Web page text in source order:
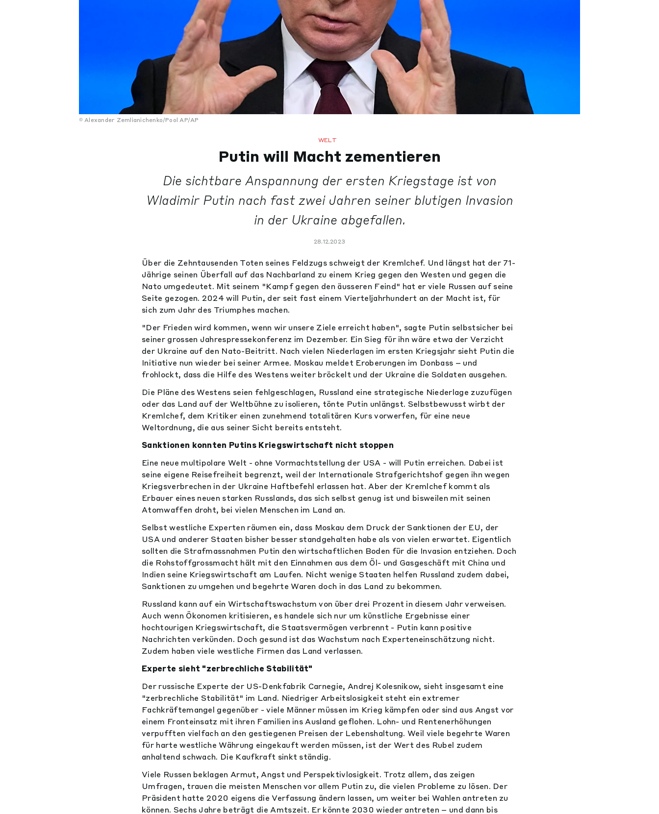
Alexander Zemlianichenko/Pool AP/AP
WELT
Putin will Macht zementieren
Die sichtbare Anspannung der ersten Kriegstage ist von
Wladimir Putin nach fast zwei Jahren seiner blutigen Invasion
in der Ukraine abgefallen.
28.12.2023
Über die Zehntausenden Toten seines Feldzugs schweigt der Kremlchef. Und längst hat der 71-
Jährige seinen Überfall auf das Nachbarland zu einem Krieg gegen den Westen und gegen die
Nato umgedeutet. Mit seinem "Kampf gegen den äusseren Feind" hat er viele Russen auf seine
Seite gezogen. 2024 will Putin, der seit fast einem Vierteljahrhundert an der Macht ist, für
sich zum Jahr des Triumphes machen.
"Der Frieden wird kommen, wenn wir unsere Ziele erreicht haben", sagte Putin selbstsicher bei
seiner grossen Jahrespressekonferenz im Dezember. Ein Sieg für ihn wäre etwa der Verzicht
der Ukraine auf den Nato-Beitritt. Nach vielen Niederlagen im ersten Kriegsjahr sieht Putin die
Initiative nun wieder bei seiner Armee. Moskau meldet Eroberungen im Donbass – und
frohlockt, dass die Hilfe des Westens weiter bröckelt und der Ukraine die Soldaten ausgehen.
Die Pläne des Westens seien fehlgeschlagen, Russland eine strategische Niederlage zuzufügen
oder das Land auf der Weltbühne zu isolieren, tönte Putin unlängst. Selbstbewusst wirbt der
Kremlchef, dem Kritiker einen zunehmend totalitären Kurs vorwerfen, für eine neue
Weltordnung, die aus seiner Sicht bereits entsteht.
Sanktionen konnten Putins Kriegswirtschaft nicht stoppen
Eine neue multipolare Welt - ohne Vormachtstellung der USA - will Putin erreichen. Dabei ist
seine eigene Reisefreiheit begrenzt, weil der Internationale Strafgerichtshof gegen ihn wegen
Kriegsverbrechen in der Ukraine Haftbefehl erlassen hat. Aber der Kremlchef kommt als
Erbauer eines neuen starken Russlands, das sich selbst genug ist und bisweilen mit seinen
Atomwaffen droht, bei vielen Menschen im Land an.
Selbst westliche Experten räumen ein, dass Moskau dem Druck der Sanktionen der EU, der
USA und anderer Staaten bisher besser standgehalten habe als von vielen erwartet. Eigentlich
sollten die Strafmassnahmen Putin den wirtschaftlichen Boden für die Invasion entziehen. Doch
die Rohstoffgrossmacht hält mit den Einnahmen aus dem Öl- und Gasgeschäft mit China und
Indien seine Kriegswirtschaft am Laufen. Nicht wenige Staaten helfen Russland zudem dabei,
Sanktionen zu umgehen und begehrte Waren doch in das Land zu bekommen.
Russland kann auf ein Wirtschaftswachstum von über drei Prozent in diesem Jahr verweisen.
Auch wenn Ökonomen kritisieren, es handele sich nur um künstliche Ergebnisse einer
hochtourigen Kriegswirtschaft, die Staatsvermögen verbrennt - Putin kann positive
Nachrichten verkünden. Doch gesund ist das Wachstum nach Experteneinschätzung nicht.
Zudem haben viele westliche Firmen das Land verlassen.
Experte sieht "zerbrechliche Stabilität"
Der russische Experte der US-Denkfabrik Carnegie, Andrej Kolesnikow, sieht insgesamt eine
"zerbrechliche Stabilität" im Land. Niedriger Arbeitslosigkeit steht ein extremer
Fachkräftemangel gegenüber - viele Männer müssen im Krieg kämpfen oder sind aus Angst vor
einem Fronteinsatz mit ihren Familien ins Ausland geflohen. Lohn- und Rentenerhöhungen
verpufften vielfach an den gestiegenen Preisen der Lebenshaltung. Weil viele begehrte Waren
für harte westliche Währung eingekauft werden müssen, ist der Wert des Rubel zudem
anhaltend schwach. Die Kaufkraft sinkt ständig.
Viele Russen beklagen Armut, Angst und Perspektivlosigkeit. Trotz allem, das zeigen
Umfragen, trauen die meisten Menschen vor allem Putin zu, die vielen Probleme zu lösen. Der
Präsident hatte 2020 eigens die Verfassung ändern lassen, um weiter bei Wahlen antreten zu
können. Sechs Jahre beträgt die Amtszeit. Er könnte 2030 wieder antreten – und dann bis